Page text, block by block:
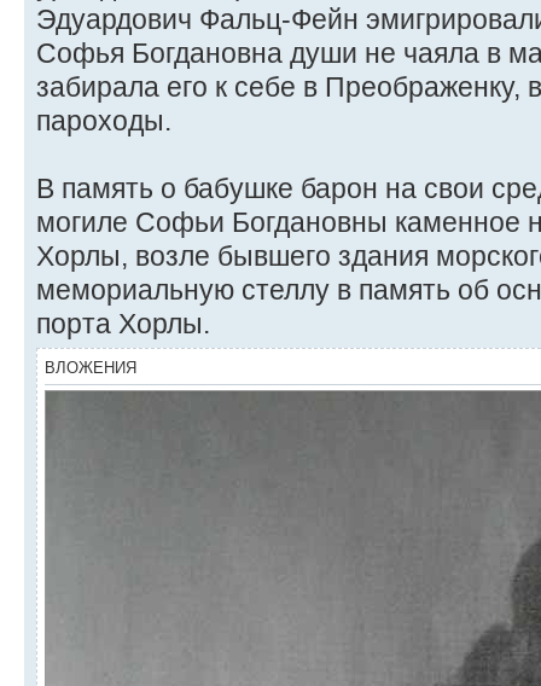
Эдуардович Фальц-Фейн
Софья Богдановна души не чаяла в
забирала его к себе в Преображенку,
пароходы.
В память о бабушке барон на свои
могиле Софьи Богдановны каменное
Хорлы, возле бывшего здания
мемориальную стеллу в память об
порта Хорлы.
ВЛОЖЕНИЯ